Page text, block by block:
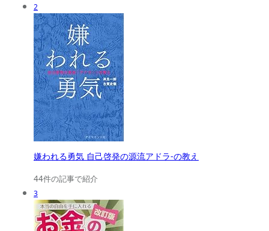
2
嫌われる勇気 自己啓発の源流アドラ-の教え
44件の記事で紹介
3